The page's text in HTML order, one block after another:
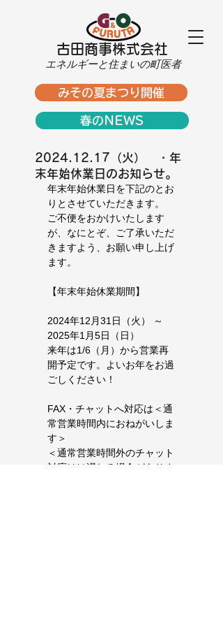
古田商事株式会社
エネルギーと住まいの町医者
春のNEWS
みその夏まつり開催
2024.12.17（火） ・年
末年始休業日のお知らせ。
年末年始休業日を下記のとお
りとさせていただきます。
ご不便をおかけいたします
が、なにとぞ、ご了承いただ
きますよう、お願い申し上げ
ます。
【年末年始休業期間】
2024年12月31日（火） ～
2025年1月5日（日）
来年は1/6（月）から営業再
開予定です。よいお年をお過
ごしください！
FAX・チャットへ対応は＜通
常営業時間内におねがいしま
す＞
＜通常営業時間外のチャット
対応はは遅れる場合がありま